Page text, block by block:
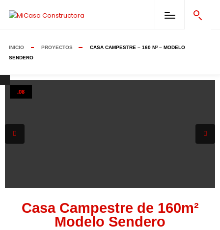
INICIO PROYECTOS
CASA CAMPESTRE – 160 M² – MODELO
SENDERO
.01
.02
.03
.04
.05
.06
.07
.08
Casa Campestre de 160m²
Modelo Sendero